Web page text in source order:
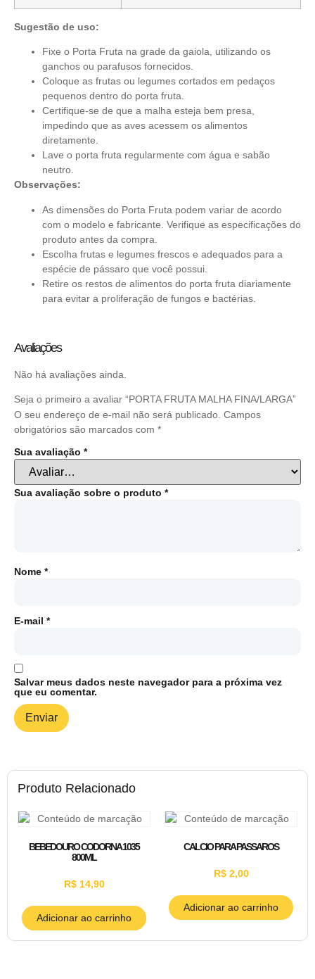
Produto Relacionado
BEBEDOURO CODORNA 1035
800ML
R$14,90
Adicionar ao carrinho
CALCIO PARA PASSAROS
R$2,00
Adicionar ao carrinho
Sugestão de uso:
Fixe o Porta Fruta na grade da gaiola, utilizando os
ganchos ou parafusos fornecidos.
Coloque as frutas ou legumes cortados em pedaços
pequenos dentro do porta fruta.
Certifique-se de que a malha esteja bem presa,
impedindo que as aves acessem os alimentos
diretamente.
Lave o porta fruta regularmente com água e sabão
neutro.
Observações:
As dimensões do Porta Fruta podem variar de acordo
com o modelo e fabricante. Verifique as especificações do
produto antes da compra.
Escolha frutas e legumes frescos e adequados para a
espécie de pássaro que você possui.
Retire os restos de alimentos do porta fruta diariamente
para evitar a proliferação de fungos e bactérias.
Avaliações
Não há avaliações ainda.
Seja o primeiro a avaliar “PORTA FRUTA MALHA FINA/LARGA”
O seu endereço de e-mail não será publicado. Campos
obrigatórios são marcados com *
Sua avaliação *
Sua avaliação sobre o produto *
Nome *
E-mail *
Salvar meus dados neste navegador para a próxima vez
que eu comentar.